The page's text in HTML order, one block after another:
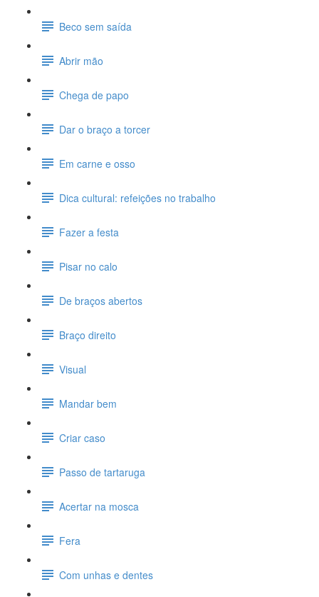
Beco sem saída
Abrir mão
Chega de papo
Dar o braço a torcer
Em carne e osso
Dica cultural: refeições no trabalho
Fazer a festa
Pisar no calo
De braços abertos
Braço direito
Visual
Mandar bem
Criar caso
Passo de tartaruga
Acertar na mosca
Fera
Com unhas e dentes